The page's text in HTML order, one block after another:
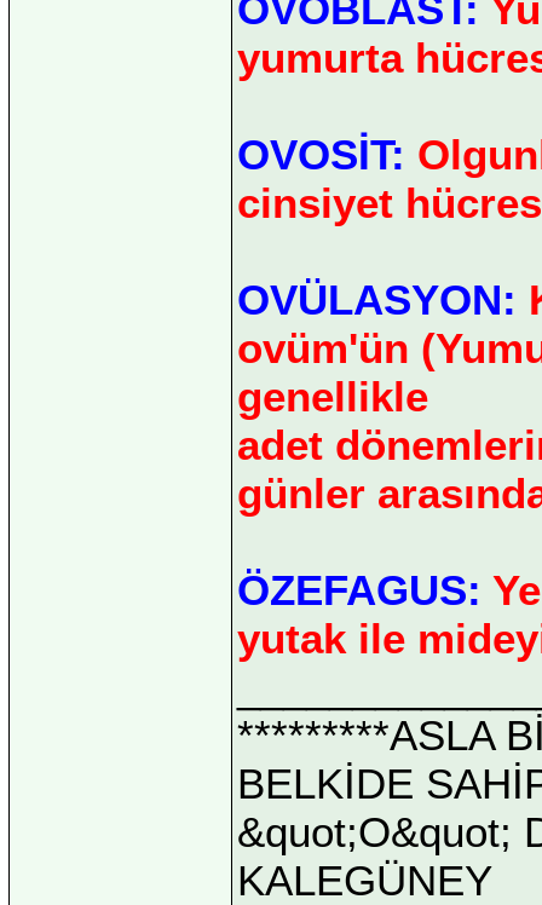
yumurta
OVOSİT:
cinsiyet
OVÜLASYON:
ovüm'ün
genellikle
adet
günler
ÖZEFAGUS:
yutak ile
*********ASLA
BELKİDE
&quot;O&quot;
KALEGÜNEY